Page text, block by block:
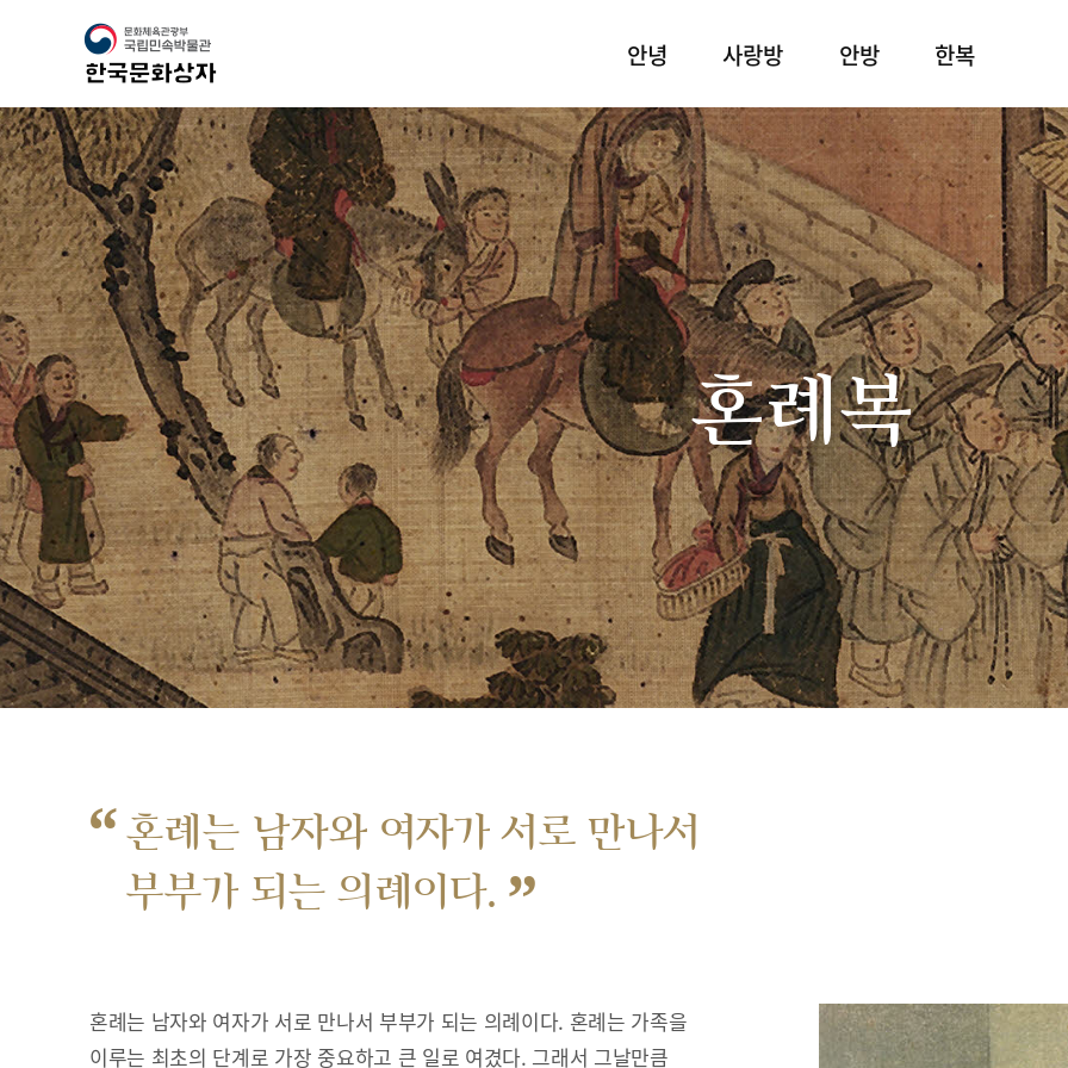
안녕 사랑방 안방 한복
혼례복
“혼례는 남자와 여자가 서로 만나서
부부가 되는 의례이다. ”
혼례는 남자와 여자가 서로 만나서 부부가 되는 의례이다. 혼례는 가족을
이루는 최초의 단계로 가장 중요하고 큰 일로 여겼다. 그래서 그날만큼